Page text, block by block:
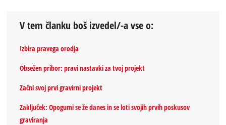
V tem članku boš izvedel/-a vse o:
Izbira pravega orodja
Obsežen pribor: pravi nastavki za tvoj projekt
Začni svoj prvi gravirni projekt
Zaključek: Opogumi se že danes in se loti svojih prvih poskusov
graviranja